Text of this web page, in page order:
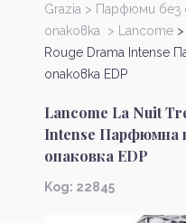
Grazia > Парфюми без
опаковка >
Lancome
Rouge Drama Intense
опаковка EDP
Lancome La Nuit
Intense Парфюмна
опаковка EDP
Kод: 22845